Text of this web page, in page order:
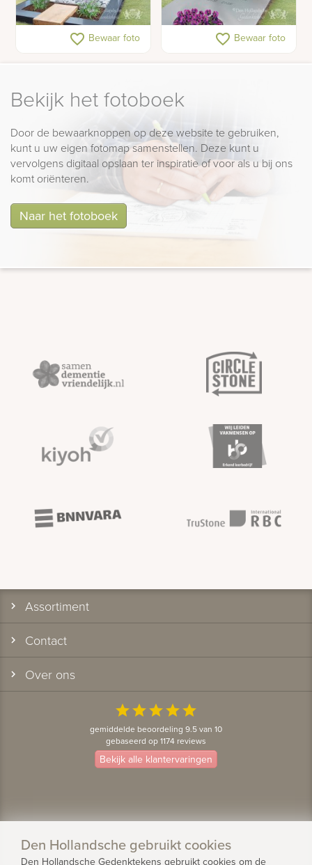
Glazen grafsteen met rvs
favorite_border Bewaar foto
Rvs grafsteen met
hoefijzer en hart
favorite_border Bewaar foto
Bekijk het fotoboek
Door de bewaarknoppen op deze website te gebruiken,
kunt u uw eigen fotomap samenstellen. Deze kunt u
vervolgens digitaal opslaan ter inspiratie of voor als u bij ons
komt oriënteren.
Naar het fotoboek
Assortiment
Contact
Over ons
starstarstarstarstar
gemiddelde beoordeling 9.5 van 10
gebaseerd op 1174 reviews
Bekijk alle klantervaringen
Den Hollandsche gebruikt cookies
Den Hollandsche Gedenktekens gebruikt cookies om de